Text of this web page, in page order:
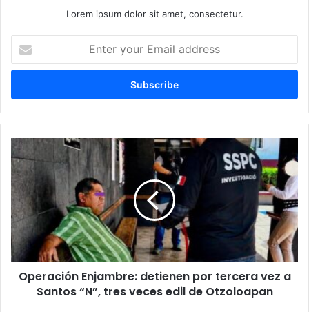
Lorem ipsum dolor sit amet, consectetur.
t
r
y
r
E
m
a
i
l
a
d
O
p
e
r
a
c
i
ó
n
Operación Enjambre: detienen por tercera vez a
Santos “N”, tres veces edil de Otzoloapan